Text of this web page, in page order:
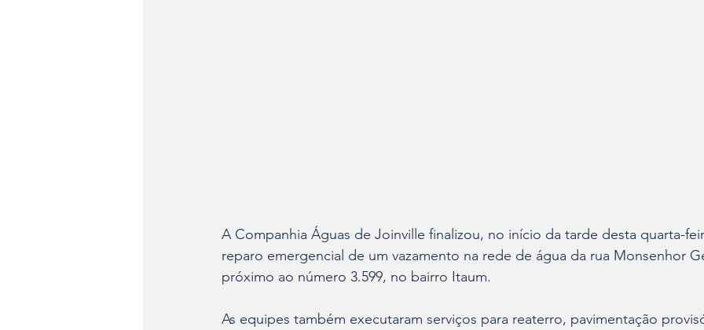
A Companhia Águas de Joinville finalizou, no início da tarde desta quarta-
reparo emergencial de um vazamento na rede de água da rua Monsenhor
próximo ao número 3.599, no bairro Itaum.
As equipes também executaram serviços para reaterro, pavimentação